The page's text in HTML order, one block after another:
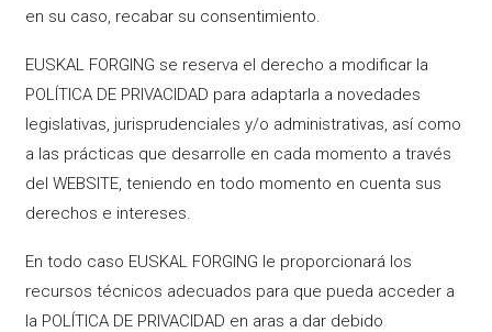
en su caso, recabar su consentimiento.
EUSKAL FORGING se reserva el derecho a modificar la
POLÍTICA DE PRIVACIDAD para adaptarla a novedades
legislativas, jurisprudenciales y/o administrativas, así como
a las prácticas que desarrolle en cada momento a través
del WEBSITE, teniendo en todo momento en cuenta sus
derechos e intereses.
En todo caso EUSKAL FORGING le proporcionará los
recursos técnicos adecuados para que pueda acceder a
la POLÍTICA DE PRIVACIDAD en aras a dar debido